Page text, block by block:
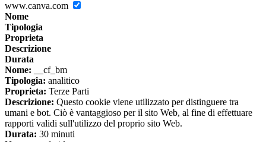
www.canva.com
Nome
Tipologia
Proprieta
Descrizione
Durata
Nome: __cf_bm
Tipologia: analitico
Proprieta: Terze Parti
Descrizione: Questo cookie viene utilizzato per distinguere tra
umani e bot. Ciò è vantaggioso per il sito Web, al fine di effettuare
rapporti validi sull'utilizzo del proprio sito Web.
Durata: 30 minuti